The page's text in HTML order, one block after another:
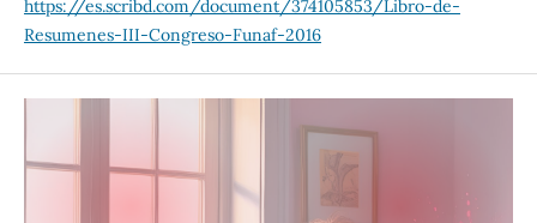
https://es.scribd.com/document/374105853/Libro-de-
Resumenes-III-Congreso-Funaf-2016